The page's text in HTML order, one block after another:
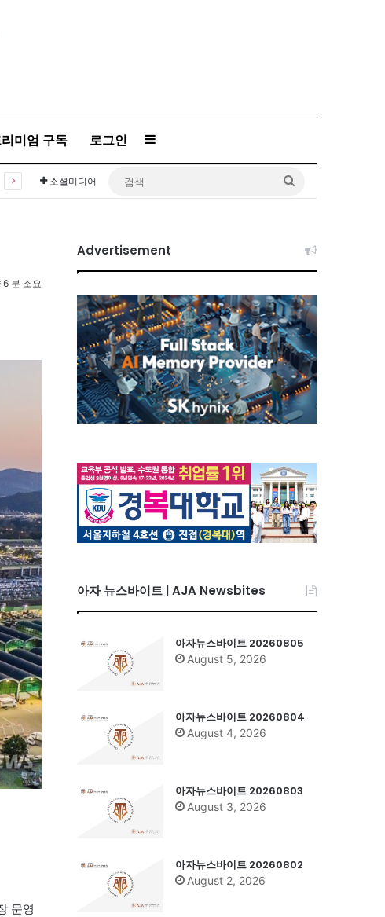
미엄 구독 로그인 Sidebar
소셜미디어
6 분 소요
문영
Advertisement
아자 뉴스바이트 | AJA Newsbites
아자뉴스바이트 20260805
August 5, 2026
아자뉴스바이트 20260804
August 4, 2026
아자뉴스바이트 20260803
August 3, 2026
아자뉴스바이트 20260802
August 2, 2026